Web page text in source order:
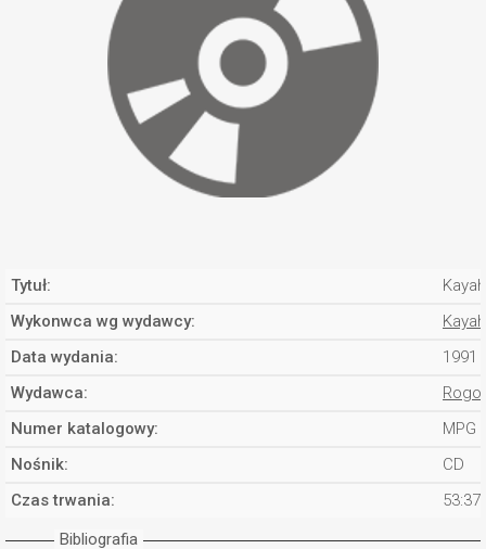
Tytuł:
Kayah
Wykonwca wg wydawcy:
Kayah
Data wydania:
1991
Wydawca:
Rogot
Numer katalogowy:
MPG
Nośnik:
CD
Czas trwania:
53:37
Bibliografia